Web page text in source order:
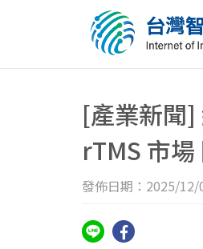
[產業新聞]
rTMS 市
發佈日期：2025/12/